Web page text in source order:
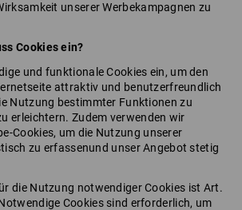
unserer Werbekampagnen zu
Cookies ein?
und funktionale Cookies ein, um den
attraktiv und benutzerfreundlich
Nutzung bestimmter Funktionen zu
erleichtern. Zudem verwenden wir
Cookies, um die Nutzung unserer
zu erfassenund unser Angebot stetig
die Nutzung notwendiger Cookies ist Art.
Cookies sind erforderlich, um